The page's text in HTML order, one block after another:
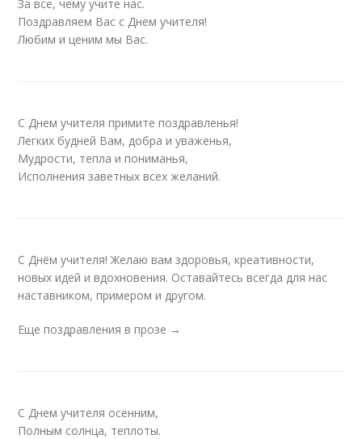
За все, чему учите нас.
Поздравляем Вас с Днем учителя!
Любим и ценим мы Вас.
С Днем учителя примите поздравленья!
Легких будней Вам, добра и уваженья,
Мудрости, тепла и пониманья,
Исполнения заветных всех желаний.
С Днём учителя! Желаю вам здоровья, креативности,
новых идей и вдохновения. Оставайтесь всегда для нас
наставником, примером и другом.
Еще поздравления в прозе →
С Днем учителя осенним,
Полным солнца, теплоты.